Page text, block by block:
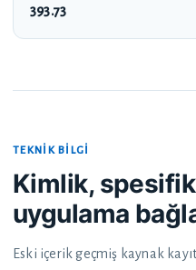
393.73
TEKNIK BILGI
Kimlik,
uygulama
Eski içerik geçmiş kaynak